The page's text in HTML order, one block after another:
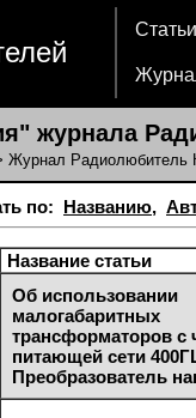
Статьи
журнала
Журнал Радиолюбитель
по: Названию,
Название статьи
Об использовании
малогабаритных
трансформаторов с
питающей сети
Преобразователь